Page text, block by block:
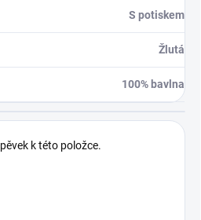
S potiskem
Žlutá
100% bavlna
k této položce.